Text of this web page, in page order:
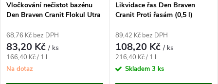
Vločkování nečistot bazénu
Den Braven Cranit Flokul Utra
68,76 Kč bez DPH
83,20 Kč/ ks
Měrná
cena:
166,40 Kč / 1 l
Na dotaz
Likvidace řas Den Braven
Cranit Proti řasám (0,5 l)
89,42 Kč bez DPH
108,20 Kč/ ks
Měrná
cena:
216,40 Kč / 1 l
Skladem 3 ks